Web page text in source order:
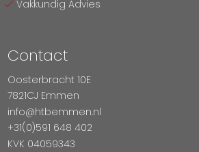
Vakkundig Advies
Contact
Oosterbracht 10E
7821CJ Emmen
info@htbemmen.nl
+31(0)591 648 402
KVK 04059343